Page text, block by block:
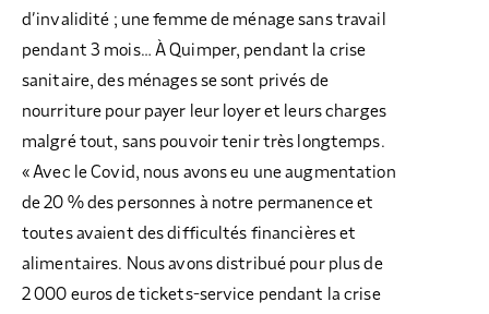
d’invalidité ; une femme de ménage sans travail
pendant 3 mois… À Quimper, pendant la crise
sanitaire, des ménages se sont privés de
nourriture pour payer leur loyer et leurs charges
malgré tout, sans pouvoir tenir très longtemps.
« Avec le Covid, nous avons eu une augmentation
de 20 % des personnes à notre permanence et
toutes avaient des difficultés financières et
alimentaires. Nous avons distribué pour plus de
2 000 euros de tickets-service pendant la crise